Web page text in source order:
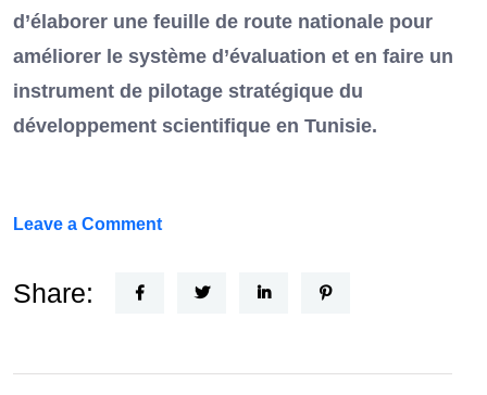
d’élaborer une feuille de route nationale pour
améliorer le système d’évaluation et en faire un
instrument de pilotage stratégique du
développement scientifique en Tunisie.
Leave a Commenton
Horizon
la
Share: